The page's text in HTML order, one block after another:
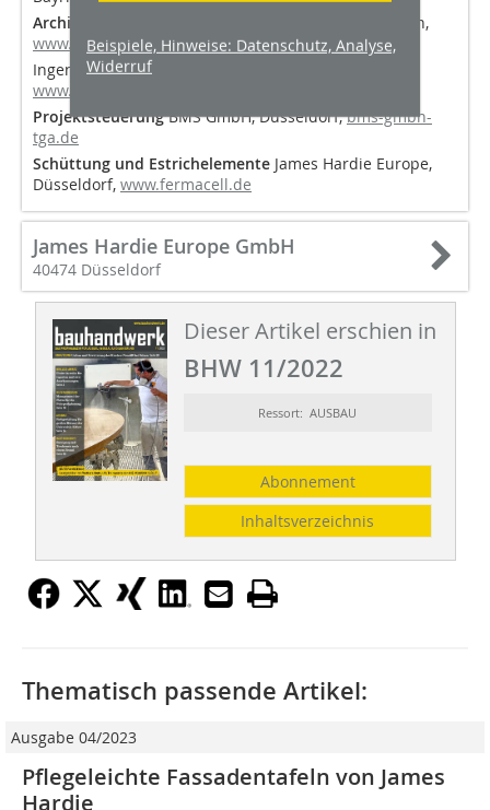
Architekten
Pfeiffer Architekten und Ingenieure, Köln,
www.pfefferarchitekten.de
Ingenhoven architects, Düsseldorf,
www.ingenhovenarchitects.com
ProjektsteuerungBMS GmbH, Düsseldorf,bms-gmbh-
tga.de
Schüttung und Estrichelemente James Hardie Europe,
Düsseldorf, www.fermacell.de
James Hardie Europe GmbH
40474 Düsseldorf
Dieser Artikel erschien in
BHW 11/2022
Ressort: AUSBAU
Abonnement
Inhaltsverzeichnis
Beispiele, Hinweise: Datenschutz, Analyse,
Widerruf
Thematisch passende Artikel:
Ausgabe 04/2023
Pflegeleichte Fassadentafeln von James
Hardie